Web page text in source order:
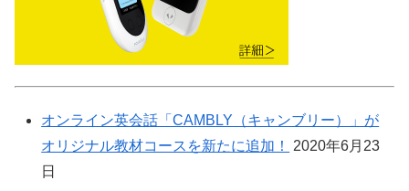
オンライン英会話「CAMBLY（キャンブリー）」が
オリジナル教材コースを新たに追加！
2020年6月23
日